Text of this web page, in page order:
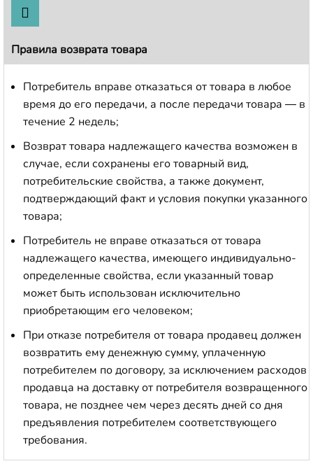
Правила возврата товара
Потребитель вправе отказаться от товара в любое
время до его передачи, а после передачи товара — в
течение 2 недель;
Возврат товара надлежащего качества возможен в
случае, если сохранены его товарный вид,
потребительские свойства, а также документ,
подтверждающий факт и условия покупки указанного
товара;
Потребитель не вправе отказаться от товара
надлежащего качества, имеющего индивидуально-
определенные свойства, если указанный товар
может быть использован исключительно
приобретающим его человеком;
При отказе потребителя от товара продавец должен
возвратить ему денежную сумму, уплаченную
потребителем по договору, за исключением расходов
продавца на доставку от потребителя возвращенного
товара, не позднее чем через десять дней со дня
предъявления потребителем соответствующего
требования.